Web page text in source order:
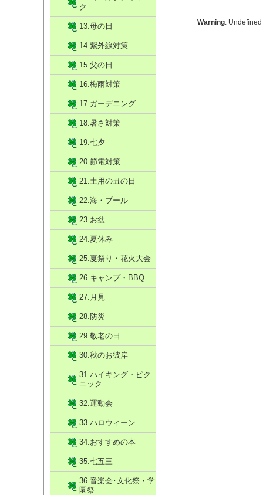
Warning:
ク
13.母の日
14.紫外線対策
15.父の日
16.梅雨対策
17.ガーデニング
18.暑さ対策
19.七夕
20.節電対策
21.土用の丑の日
22.海・プール
23.お盆
24.夏休み
25.夏祭り・花火大会
26.キャンプ・BBQ
27.月見
28.防災
29.敬老の日
30.秋のお彼岸
31.ハイキング・ピク
ニック
32.運動会
33.ハロウィーン
34.おすすめの本
35.七五三
36.音楽会･文化祭・学
園祭